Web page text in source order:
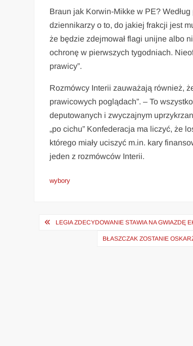
Braun jak Korwin-Mikke w PE?
dziennikarzy o to, do jakiej frakcji jest
że będzie zdejmował flagi unijne albo
ochronę w pierwszych tygodniach.
prawicy”.
Rozmówcy Interii zauważają również,
prawicowych poglądach”. – To
deputowanych i zwyczajnym
„po cichu” Konfederacja ma liczyć, że
którego miały uciszyć m.in. kary
jeden z rozmówców Interii.
wybory
Nawigacja
LEGIA ZDECYDOWANIE STAWIA NA GWIAZDĘ
BŁASZCZAK ZOSTANIE